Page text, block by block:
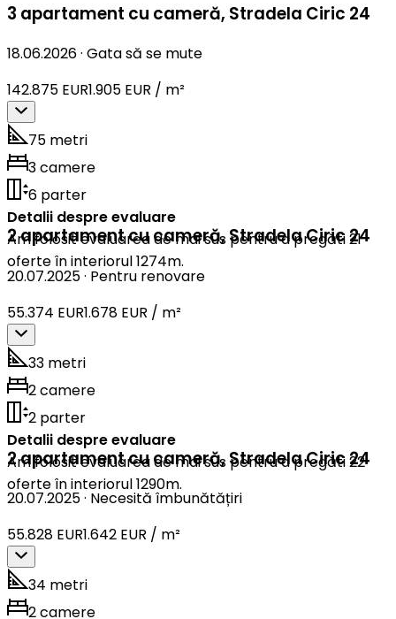
3 apartament cu cameră, Stradela Ciric 24
18.06.2026· Gata să se mute
142.875 EUR1.905 EUR / m²
75 metri
3 camere
6 parter
Detalii despre evaluare
Am folosit evaluarea de mai sus pentru a pregăti 21
oferte în interiorul 1274m.
2 apartament cu cameră,Stradela Ciric 24
20.07.2025· Pentru renovare
55.374 EUR1.678 EUR / m²
33 metri
2 camere
2 parter
Detalii despre evaluare
Am folosit evaluarea de mai sus pentru a pregăti 22
oferte în interiorul 1290m.
2 apartament cu cameră,Stradela Ciric 24
20.07.2025· Necesită îmbunătățiri
55.828 EUR1.642 EUR / m²
34 metri
2 camere